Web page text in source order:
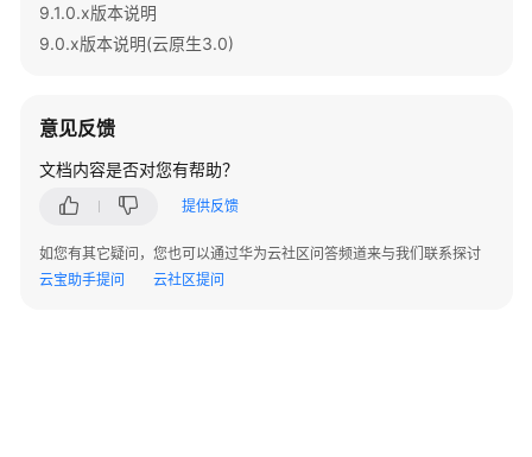
前
必
DWS
发
设
建
议
9.1.0.x版本说明
9.0.x版本说明(云原生3.0)
意见反馈
文档内容是否对您有帮助？
提供反馈
如您有其它疑问，您也可以通过华为云社区问答频道来与我们联系探讨
云宝助手提问
云社区提问